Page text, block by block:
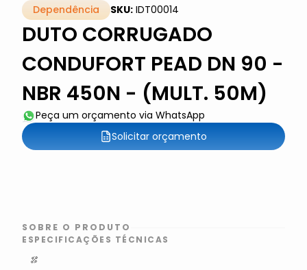
Dependência SKU: IDT00014
DUTO CORRUGADO
CONDUFORT PEAD DN 90 -
NBR 450N - (MULT. 50M)
Peça um orçamento via WhatsApp
Solicitar orçamento
SOBRE O PRODUTO
ESPECIFICAÇÕES TÉCNICAS